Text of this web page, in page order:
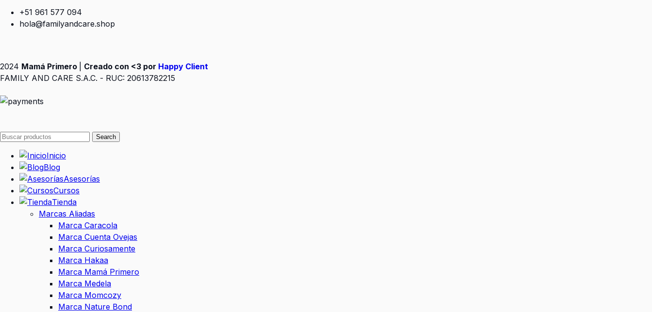
+51 961 577 094
hola@familyandcare.shop
2024 Mamá Primero Creado con <3 por Happy Client
FAMILY AND CARE S.A.C. - RUC: 20613782215
Search
Inicio
Blog
Asesorías
Cursos
Tienda
Marcas Aliadas
Marca Caracola
Marca Cuenta Ovejas
Marca Curiosamente
Marca Hakaa
Marca Mamá Primero
Marca Medela
Marca Momcozy
Marca Nature Bond